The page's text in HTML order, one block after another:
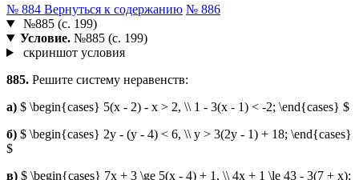
№ 884 Вернуться к содержанию № 886
№885 (с. 199)
Условие.№885 (с. 199)
скриншот условия
885. Решите систему неравенств:
а) $ \begin{cases} 5(x - 2) - x > 2, \\ 1 - 3(x - 1) < -2; \end{cases} $
б) $ \begin{cases} 2y - (y - 4) < 6, \\ y > 3(2y - 1) + 18; \end{cases}
$
в) $ \begin{cases} 7x + 3 \ge 5(x - 4) + 1, \\ 4x + 1 \le 43 - 3(7 + x);